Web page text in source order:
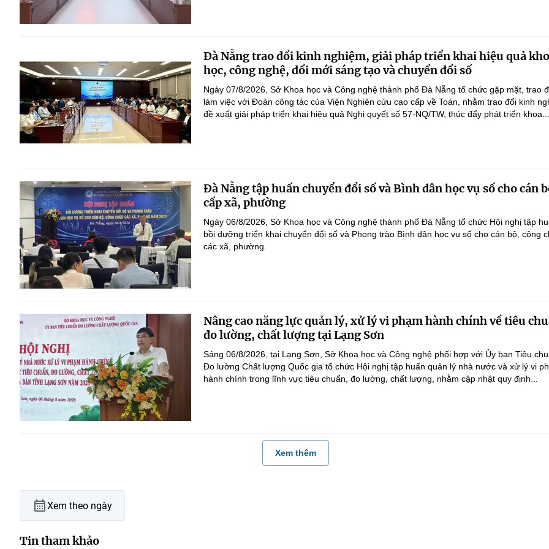
Đà Nẵng trao đổi kinh nghiệm, giải pháp triển khai hiệu quả
học, công nghệ, đổi mới sáng tạo và chuyển đổi số
Ngày 07/8/2026, Sở Khoa học và Công nghệ thành phố Đà Nẵng tổ chức gặp mặt, trao
làm việc với Đoàn công tác của Viện Nghiên cứu cao cấp về Toán, nhằm trao đổi kinh
đề xuất giải pháp triển khai hiệu quả Nghị quyết số 57-NQ/TW, thúc đẩy phát triển khoa...
Đà Nẵng tập huấn chuyển đổi số và Bình dân học vụ số cho cán
cấp xã, phường
Ngày 06/8/2026, Sở Khoa học và Công nghệ thành phố Đà Nẵng tổ chức Hội nghị tập
bồi dưỡng triển khai chuyển đổi số và Phong trào Bình dân học vụ số cho cán bộ, công
các xã, phường.
Nâng cao năng lực quản lý, xử lý vi phạm hành chính về tiêu
đo lường, chất lượng tại Lạng Sơn
Sáng 06/8/2026, tại Lạng Sơn, Sở Khoa học và Công nghệ phối hợp với Ủy ban Tiêu
Đo lường Chất lượng Quốc gia tổ chức Hội nghị tập huấn quản lý nhà nước và xử lý vi
hành chính trong lĩnh vực tiêu chuẩn, đo lường, chất lượng, nhằm cập nhật quy định...
Xem thêm
Xem theo ngày
Tin tham khảo